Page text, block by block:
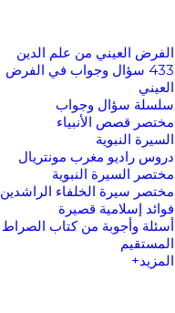
الفرض العيني من علم الدين
433 سؤال وجواب في الفرض
العيني
سلسلة سؤال وجواب
مختصر قصص الأنبياء
السيرة النبوية
دروس راديو مغرب مونتريال
مختصر السيرة النبوية
مختصر سيرة الخلفاء الراشدين
فوائد إسلامية قصيرة
أسئلة وأجوبة من كتاب الصراط
المستقيم
المزيد+